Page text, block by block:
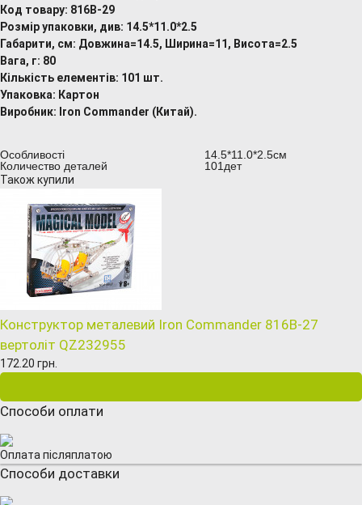
Код товару: 816В-29
Розмір упаковки, див: 14.5*11.0*2.5
Габарити, см: Довжина=14.5, Ширина=11, Висота=2.5
Вага, г: 80
Кількість елементів: 101 шт.
Упаковка: Картон
Виробник: Iron Commander (Китай).
Особливості
14.5*11.0*2.5см
Количество деталей
101дет
Також купили
Конструктор металевий Iron Commander 816B-27
вертоліт QZ232955
172.20 грн.
Способи оплати
Оплата післяплатою
Способи доставки